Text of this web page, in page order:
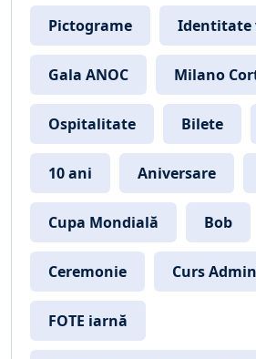
Pictograme Identitate
Gala ANOC Milano
Ospitalitate Bilete
10 ani Aniversare
Cupa Mondială Bob
Ceremonie Curs
FOTE iarnă